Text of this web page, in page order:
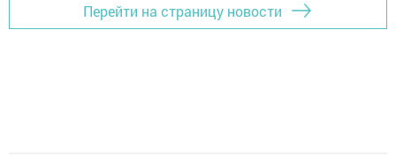
Перейти на страницу новости